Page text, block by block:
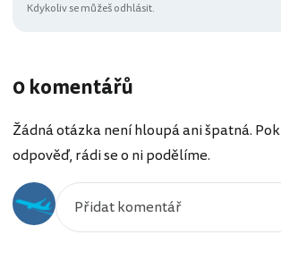
Kdykoliv se můžeš odhlásit.
0 komentářů
Žádná otázka není hloupá ani špatná.
odpověď, rádi se o ni podělíme.